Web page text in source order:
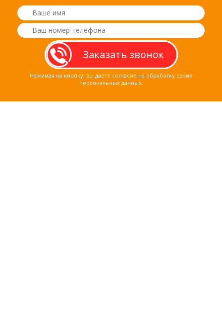
Нажимая на кнопку, вы даете согласие на обработку своих
персональных данных.